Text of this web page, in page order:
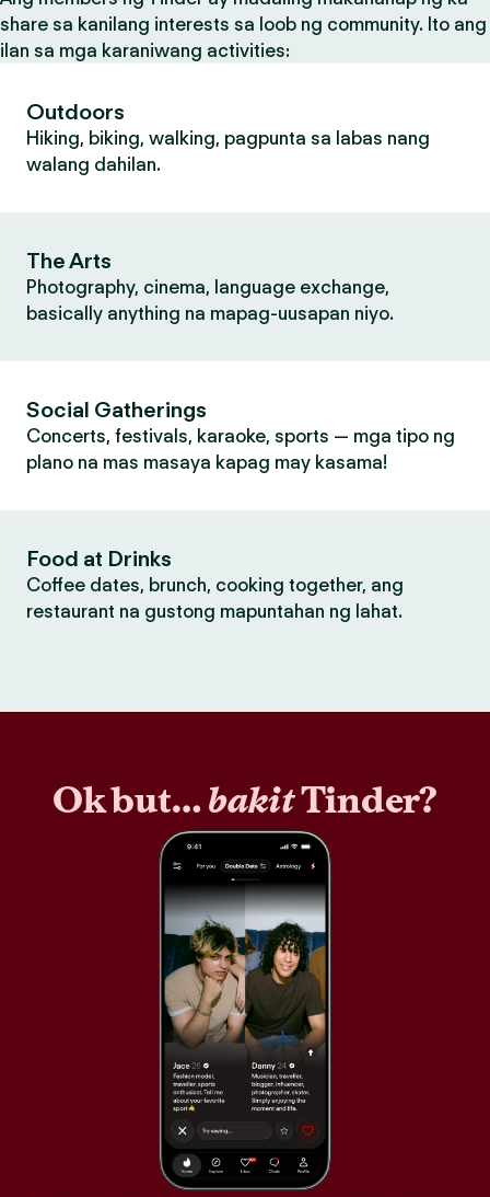
share sa kanilang interests sa loob ng community. Ito ang
ilan sa mga karaniwang activities:
Outdoors
Hiking, biking, walking, pagpunta sa labas nang
walang dahilan.
The Arts
Photography, cinema, language exchange,
basically anything na mapag-uusapan niyo.
Social Gatherings
Concerts, festivals, karaoke, sports — mga tipo ng
plano na mas masaya kapag may kasama!
Food at Drinks
Coffee dates, brunch, cooking together, ang
restaurant na gustong mapuntahan ng lahat.
Ok but…bakitTinder?